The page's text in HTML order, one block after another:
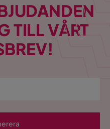
TILL VÅRT